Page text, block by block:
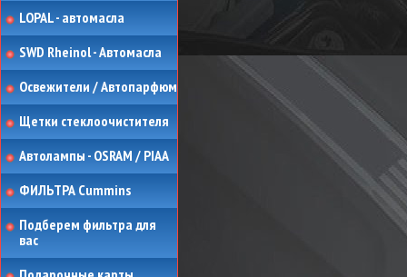
LOPAL - автомасла
SWD Rheinol - Автомасла
Освежители / Автопарфюм
Щетки стеклоочистителя
Автолампы - OSRAM / PIAA
ФИЛЬТРА Cummins
Подберем фильтра для
вас